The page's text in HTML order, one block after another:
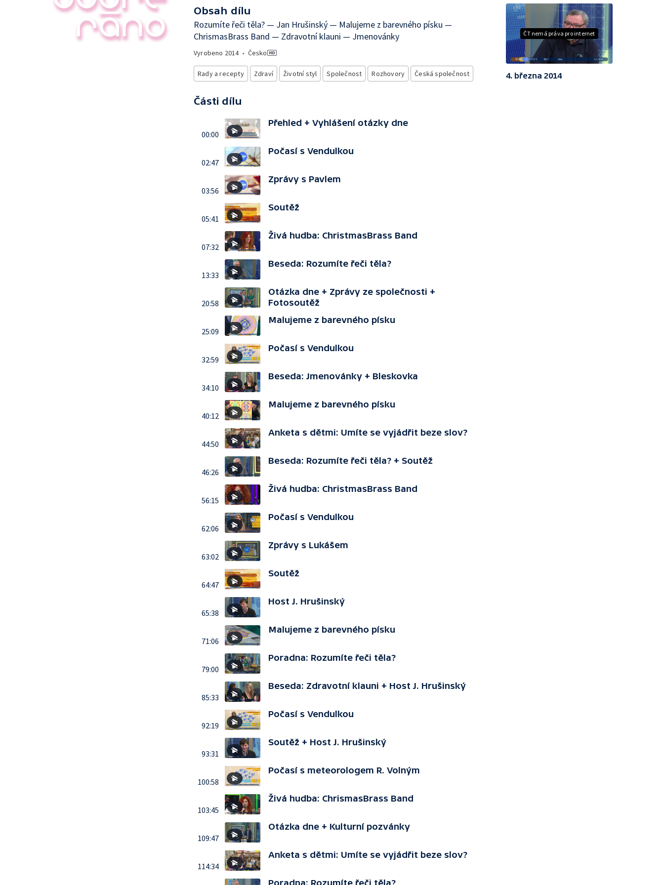
Obsah dílu
Rozumíte řeči těla? — Jan Hrušinský — Malujeme z barevného písku —
ChrismasBrass Band — Zdravotní klauni — Jmenovánky
Vyrobeno 2014• Česko
Rady a recepty Zdraví Životní styl Společnost Rozhovory Česká společnost
Části dílu
00:00
Přehled + Vyhlášení otázky dne
02:47
Počasí s Vendulkou
03:56
Zprávy s Pavlem
05:41
Soutěž
07:32
Živá hudba: ChristmasBrass Band
13:33
Beseda: Rozumíte řeči těla?
20:58
Otázka dne + Zprávy ze společnosti +
Fotosoutěž
25:09
Malujeme z barevného písku
32:59
Počasí s Vendulkou
34:10
Beseda: Jmenovánky + Bleskovka
40:12
Malujeme z barevného písku
44:50
Anketa s dětmi: Umíte se vyjádřit beze slov?
46:26
Beseda: Rozumíte řeči těla? + Soutěž
56:15
Živá hudba: ChristmasBrass Band
62:06
Počasí s Vendulkou
63:02
Zprávy s Lukášem
64:47
Soutěž
65:38
Host J. Hrušinský
71:06
Malujeme z barevného písku
79:00
Poradna: Rozumíte řeči těla?
85:33
Beseda: Zdravotní klauni + Host J. Hrušinský
92:19
Počasí s Vendulkou
93:31
Soutěž + Host J. Hrušinský
100:58
Počasí s meteorologem R. Volným
103:45
Živá hudba: ChrismasBrass Band
109:47
Otázka dne + Kulturní pozvánky
114:34
Anketa s dětmi: Umíte se vyjádřit beze slov?
Poradna: Rozumíte řeči těla?
ČT nemá práva pro internet
4. března 2014